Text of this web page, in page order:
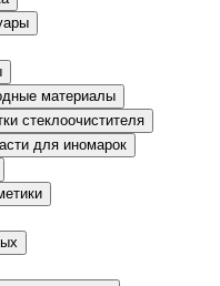
материалы
стеклоочистителя
для иномарок